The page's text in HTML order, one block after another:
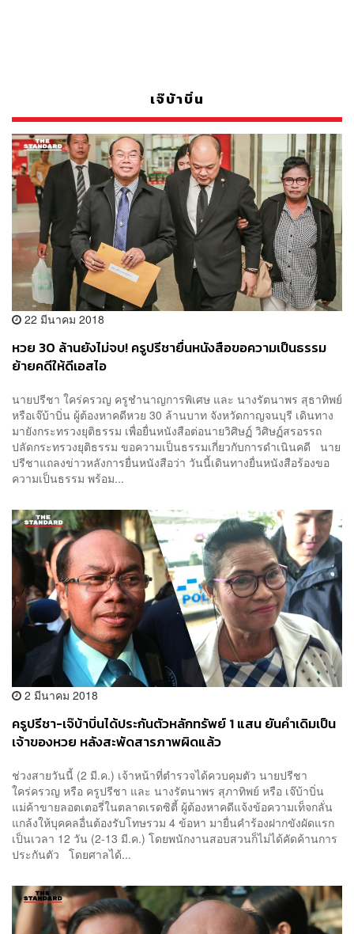
เจ๊บ้าบิ่น
22 มีนาคม 2018
หวย 30 ล้านยังไม่จบ! ครูปรีชายื่นหนังสือขอความเป็นธรรม
ย้ายคดีให้ดีเอสไอ
นายปรีชา ใคร่ครวญ ครูชำนาญการพิเศษ และ นางรัตนาพร สุธาทิพย์
หรือเจ๊บ้าบิ่น ผู้ต้องหาคดีหวย 30 ล้านบาท จังหวัดกาญจนบุรี เดินทาง
มายังกระทรวงยุติธรรม เพื่อยื่นหนังสือต่อนายวิศิษฏ์ วิศิษฏ์สรอรรถ
ปลัดกระทรวงยุติธรรม ขอความเป็นธรรมเกี่ยวกับการดำเนินคดี นาย
ปรีชาแถลงข่าวหลังการยื่นหนังสือว่า วันนี้เดินทางยื่นหนังสือร้องขอ
ความเป็นธรรม พร้อม...
2 มีนาคม 2018
ครูปรีชา-เจ๊บ้าบิ่นได้ประกันตัวหลักทรัพย์ 1 แสน ยันคำเดิมเป็น
เจ้าของหวย หลังสะพัดสารภาพผิดแล้ว
ช่วงสายวันนี้ (2 มี.ค.) เจ้าหน้าที่ตำรวจได้ควบคุมตัว นายปรีชา
ใคร่ครวญ หรือ ครูปรีชา และ นางรัตนาพร สุภาทิพย์ หรือ เจ๊บ้าบิ่น
แม่ค้าขายลอตเตอรี่ในตลาดเรดซิตี้ ผู้ต้องหาคดีแจ้งข้อความเท็จกลั่น
แกล้งให้บุคคลอื่นต้องรับโทษรวม 4 ข้อหา มายื่นคำร้องฝากขังผัดแรก
เป็นเวลา 12 วัน (2-13 มี.ค.) โดยพนักงานสอบสวนก็ไม่ได้คัดค้านการ
ประกันตัว โดยศาลได้...